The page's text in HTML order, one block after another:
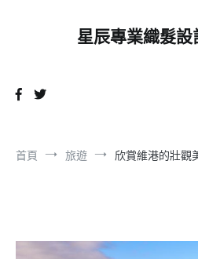
星辰專業織髮
首頁 旅遊 欣賞維港的壯觀